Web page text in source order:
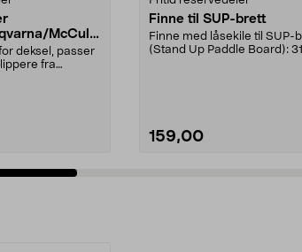
McCullo
deksel, passer
fra
Finne til SUP-brett
Finne med låsekile til SUP-
(Stand Up Paddle Board):
159,00